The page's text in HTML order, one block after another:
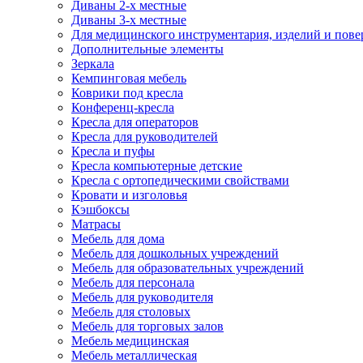
Диваны 2-х местные
Диваны 3-х местные
Для медицинского инструментария, изделий и
Дополнительные элементы
Зеркала
Кемпинговая мебель
Коврики под кресла
Конференц-кресла
Кресла для операторов
Кресла для руководителей
Кресла и пуфы
Кресла компьютерные детские
Кресла с ортопедическими свойствами
Кровати и изголовья
Кэшбоксы
Матрасы
Мебель для дома
Мебель для дошкольных учреждений
Мебель для образовательных учреждений
Мебель для персонала
Мебель для руководителя
Мебель для столовых
Мебель для торговых залов
Мебель медицинская
Мебель металлическая